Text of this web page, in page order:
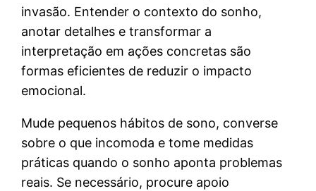
invasão. Entender o contexto do sonho,
anotar detalhes e transformar a
interpretação em ações concretas são
formas eficientes de reduzir o impacto
emocional.
Mude pequenos hábitos de sono, converse
sobre o que incomoda e tome medidas
práticas quando o sonho aponta problemas
reais. Se necessário, procure apoio